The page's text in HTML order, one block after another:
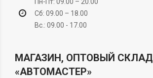
Сб: 09.00 – 18.00
Вс.: 09.00 - 17.00
МАГАЗИН, ОПТОВЫЙ СКЛАД
«АВТОМАСТЕР»